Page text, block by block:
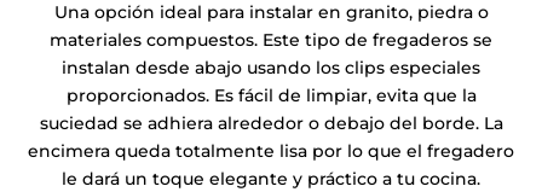
Una opción ideal para instalar en granito, piedra o
materiales compuestos. Este tipo de fregaderos se
instalan desde abajo usando los clips especiales
proporcionados. Es fácil de limpiar, evita que la
suciedad se adhiera alrededor o debajo del borde. La
encimera queda totalmente lisa por lo que el fregadero
le dará un toque elegante y práctico a tu cocina.